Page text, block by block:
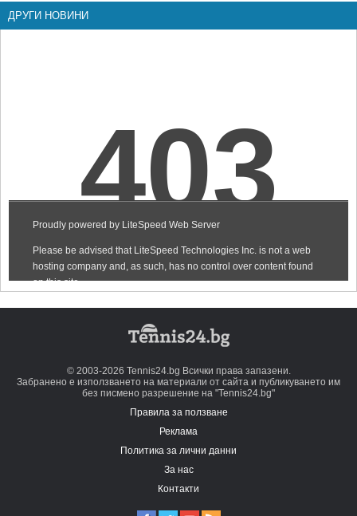
ДРУГИ НОВИНИ
© 2003-2026 Tennis24.bg Всички права запазени.
Забранено е използването на материали от сайта и публикуването им
без писмено разрешение на "Tennis24.bg"
Правила за ползване
Реклама
Политика за лични данни
За нас
Контакти